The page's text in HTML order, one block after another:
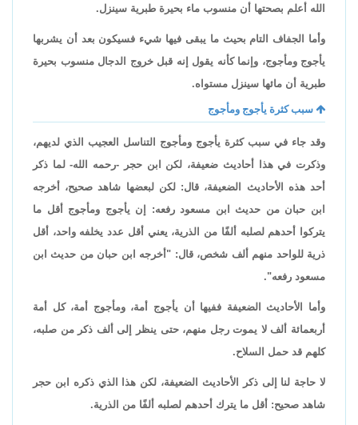
الله أعلم بصحتها أن منسوب ماء بحيرة طبرية سينزل.
وأما الجفاف التام بحيث ما يبقى فيها شيء فسيكون بعد أن يشربها
يأجوج ومأجوج، وإنما كأنه يقول إنه قبل خروج الدجال منسوب بحيرة
طبرية أن مائها سينزل مستواه.
سبب كثرة يأجوج ومأجوج
وقد جاء في سبب كثرة يأجوج ومأجوج التناسل العجيب الذي لديهم،
وذكرت في هذا أحاديث ضعيفة، لكن ابن حجر -رحمه الله- لما ذكر
أحد هذه الأحاديث الضعيفة، قال: لكن لبعضها شاهد صحيح، أخرجه
ابن حبان من حديث ابن مسعود رفعه: إن يأجوج ومأجوج أقل ما
يتركوا أحدهم لصلبه ألفًا من الذرية، يعني أقل عدد يخلفه واحد، أقل
ذرية للواحد منهم ألف شخص، قال: "أخرجه ابن حبان من حديث ابن
مسعود رفعه".
وأما الأحاديث الضعيفة ففيها أن يأجوج أمة، ومأجوج أمة، كل أمة
أربعمائة ألف لا يموت رجل منهم، حتى ينظر إلى ألف ذكر من صلبه،
كلهم قد حمل السلاح.
لا حاجة لنا إلى ذكر الأحاديث الضعيفة، لكن هذا الذي ذكره ابن حجر
شاهد صحيح: أقل ما يترك أحدهم لصلبه ألفًا من الذرية.